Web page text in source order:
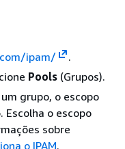
ipam/
.
Pools (Grupos).
grupo, o escopo
Escolha o escopo
sobre
o IPAM.